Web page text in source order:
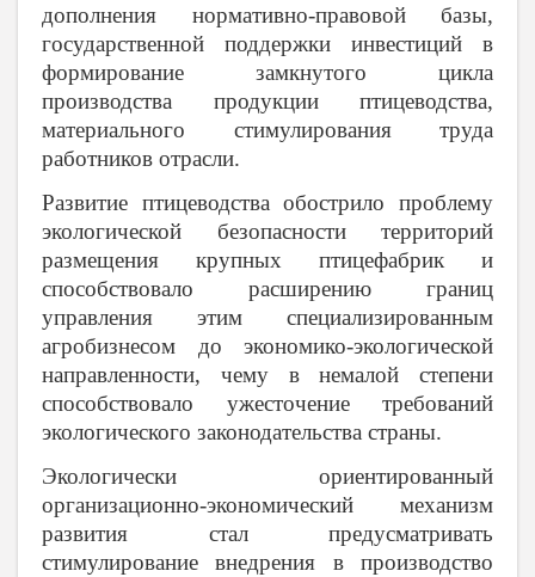
дополнения нормативно-правовой базы,
государственной поддержки инвестиций в
формирование замкнутого цикла
производства продукции птицеводства,
материального стимулирования труда
работников отрасли.
Развитие птицеводства обострило проблему
экологической безопасности территорий
размещения крупных птицефабрик и
способствовало расширению границ
управления этим специализированным
агробизнесом до экономико-экологической
направленности, чему в немалой степени
способствовало ужесточение требований
экологического законодательства страны.
Экологически ориентированный
организационно-экономический механизм
развития стал предусматривать
стимулирование внедрения в производство